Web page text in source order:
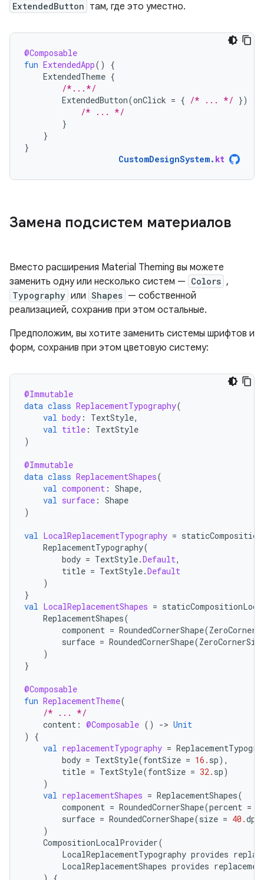
ExtendedButton там, где это уместно.
@Composable
fun ExtendedApp()
{
ExtendedTheme {
/*...*/
ExtendedButton(onClick = { /* ... */ })
{
/* ... */
}
}
}
CustomDesignSystem. kt
Замена подсистем материалов
Вместо расширения Material Theming вы можете
заменить одну или несколько систем — Colors ,
Typography или Shapes — собственной
реализацией, сохранив при этом остальные.
Предположим, вы хотите заменить системы шрифтов и
форм, сохранив при этом цветовую систему:
@Immutable
data class ReplacementTypography(
val body : TextStyle,
val title :
TextStyle
)
@Immutable
data class ReplacementShapes(
val component : Shape,
val surface : Shape
)
val LocalReplacementTypography =
ReplacementTypography(
body = TextStyle.Default,
title = TextStyle.Default
)
}
val LocalReplacementShapes =
ReplacementShapes(
component = RoundedCornerShape(
surface = RoundedCornerShape(
)
}
@Composable
fun ReplacementTheme(
/* ... */
content : @Composable () -> Unit
)
{
val replacementTypography =
body = TextStyle(fontSize = 16. sp),
title = TextStyle(fontSize = 32. sp)
)
val replacementShapes = ReplacementShapes(
component = RoundedCornerShape(percent =
surface = RoundedCornerShape(size = 40.dp
)
CompositionLocalProvider(
LocalReplacementTypography provides
LocalReplacementShapes provides